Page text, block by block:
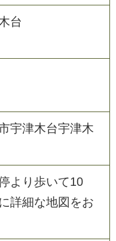
台
宇津木台宇津木
より歩いて10
詳細な地図をお